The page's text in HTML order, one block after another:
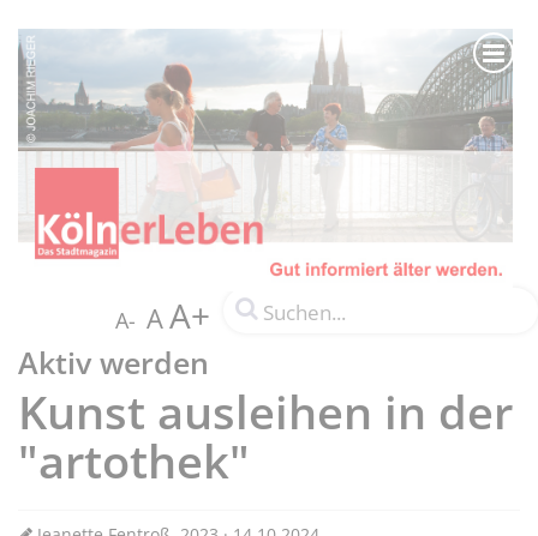
A- AA+
Aktiv werden
Kunst ausleihen in der
"artothek"